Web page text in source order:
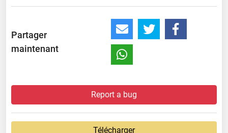
Partager
maintenant
Report a bug
Télécharger